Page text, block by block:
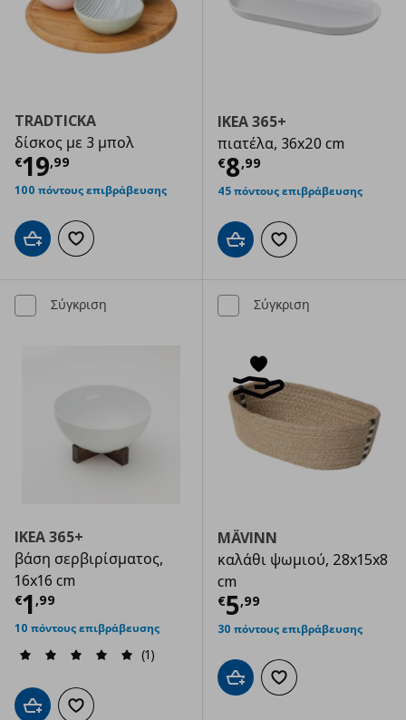
TRADTICKA
δίσκος με 3 μπολ
€19,99
Τρέχουσα τιμή € 19,99
100 πόντους επιβράβευσης
Προσθήκη στο καλάθι
Προσθήκη στα αγαπημένα
IKEA 365+
πιατέλα, 36x20 cm
€8,99
Τρέχουσα
45 πόντους επιβράβευσης
Προσθήκη στο καλάθι
Προσθήκη στα
Σύγκριση
IKEA 365+
βάση σερβιρίσματος,
16x16 cm
€1 ,99
Τρέχουσα τιμή € 1,99
10 πόντους επιβράβευσης
(1)
Προσθήκη στο καλάθι
Προσθήκη στα αγαπημένα
Σύγκριση
MÄVINN
καλάθι ψωμιού, 28x15x8
cm
€5,99
Τρέχουσα
30 πόντους επιβράβευσης
Προσθήκη στο καλάθι
Προσθήκη στα